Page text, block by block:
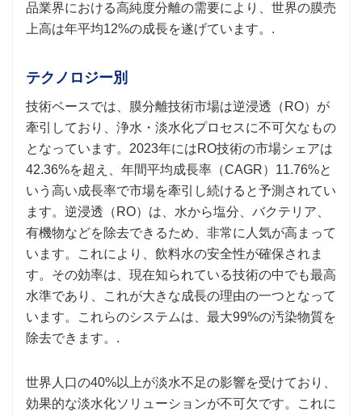
品業界における高純度分離の需要により、世界の膜売
上高は年平均12%の成長を遂げています。.
テクノロジー別
技術ベースでは、膜分離技術市場は逆浸透（RO）が
牽引しており、浄水・淡水化プロセスに不可欠なもの
となっています。2023年にはRO技術の市場シェアは
42.36%を超え、年間平均成長率（CAGR）11.76%と
いう高い成長率で市場を牽引し続けると予測されてい
ます。逆浸透（RO）は、水から塩分、バクテリア、
有機物などを除去できるため、非常に人気が高まって
います。これにより、飲料水の安全性が確保されま
す。その効率は、現在知られている技術の中でも最高
水準であり、これが大きな成長の理由の一つとなって
います。これらのシステムは、最大99%の汚染物質を
除去できます。.
世界人口の40%以上が淡水不足の影響を受けており、
効果的な淡水化ソリューションが不可欠です。これに